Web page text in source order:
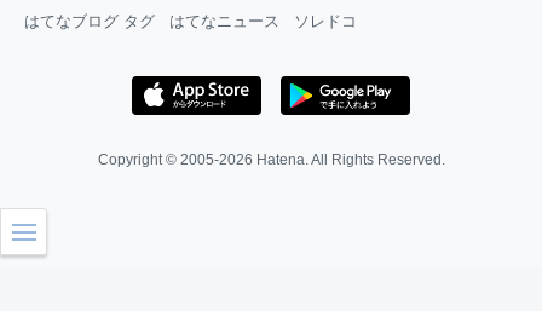
はてなブログ タグ はてなニュース ソレドコ
Copyright © 2005-2026 Hatena. All Rights Reserved.